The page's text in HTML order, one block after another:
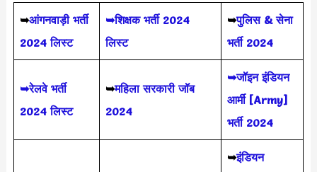
➥आंगनवाड़ी भर्ती
2024 लिस्ट
➥शिक्षक भर्ती 2024
लिस्ट
➥पुलिस & सेना
भर्ती 2024
➥रेलवे भर्ती
2024 लिस्ट
➥महिला सरकारी जॉब
2024
➥जॉइन इंडियन
आर्मी [Army]
भर्ती 2024
➥इंडियन